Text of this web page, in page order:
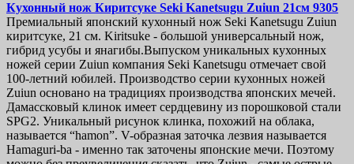
Кухонный нож Киритсуке Seki Kanetsugu Zuiun 21см 9305
Премиальный японский кухонный нож Seki Kanetsugu Zuiun
киритсуке, 21 см. Kiritsuke - большой универсальный нож,
гибрид усубы и янагибы.Выпуском уникальных кухонных
ножей серии Zuiun компания Seki Kanetsugu отмечает свой
100-летний юбилей. Производство серии кухонных ножей
Zuiun основано на традициях производства японских мечей.
Дамассковый клинок имеет сердцевину из порошковой стали
SPG2. Уникальный рисунок клинка, похожий на облака,
называется “hamon”. V-образная заточка лезвия называется
Hamaguri-ba - именно так заточены японские мечи. Поэтому